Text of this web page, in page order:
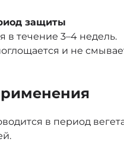
защиты
в течение 3–4 недель.
и не
в период